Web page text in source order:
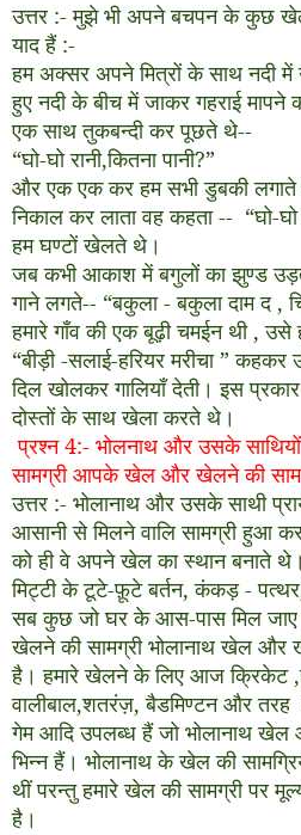
उत्तर :-मुझे भी अपने बचपन के कुछ
याद हैं :-
हम अक्सर अपने मित्रों के साथ नदी
हुए नदी के बीच में जाकर गहराई
एक साथ तुकबन्दी कर पूछते थे--
“घो-घो रानी,कितना पानी?”
और एक एक कर हम सभी डुबकी
निकाल कर लाता वह कहता-- “घो-
हम घण्टों खेलते थे।
जब कभी आकाश में बगुलों का झुण्ड
गाने लगते-- “बकुला-बकुला दाम द ,
हमारे गाँव की एक बूढ़ी चमईन थी ,उसे
“बीड़ी-सलाई-हरियर मरीचा ”
दिल खोलकर गालियाँ देती। इस
दोस्तों के साथ खेला करते थे।
प्रश्न4:- भोलनाथ और उसके
सामग्री आपके खेल और खेलने की
उत्तर :- भोलानाथ और उसके साथी
आसानी से मिलने वालि सामग्री हुआ
को ही वे अपने खेल का स्थान बनाते
मिट्टी के टूटे-फ़ूटे बर्तन,कंकड़-पत्थर
सब कुछ जो घर के आस-पास मिल
खेलने की सामग्री भोलानाथ खेल
है। हमारे खेलने के लिए आज क्रिकेट ,
वालीबाल,शतरंज़,बैडमिण्टन और तरह
गेम आदि उपलब्ध हैं जो भोलानाथ खेल
भिन्न हैं। भोलानाथ के खेल की
थीं परन्तु हमारे खेल की सामग्री पर
है।